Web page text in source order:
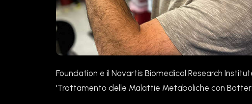
Foundation e il Novartis Biomedical Research
'Trattamento delle Malattie Metaboliche con